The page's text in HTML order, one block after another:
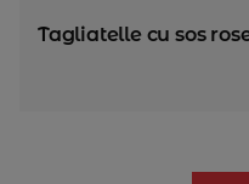
Tagliatelle cu sos